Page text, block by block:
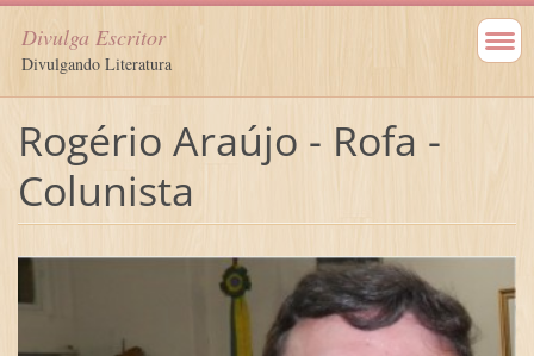
Divulga Escritor
Divulgando Literatura
Rogério Araújo - Rofa -
Colunista